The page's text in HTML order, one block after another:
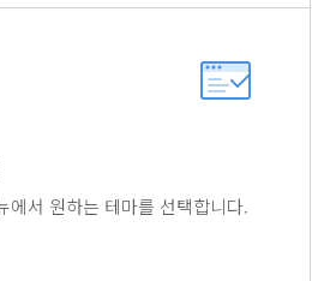
에서 원하는 테마를 선택합니다.